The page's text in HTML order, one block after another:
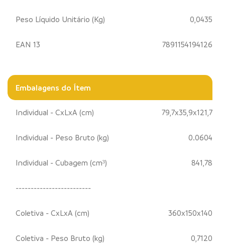
Peso Líquido Unitário (Kg) 0,0435
EAN 13 7891154194126
Embalagens do Ítem
Individual - CxLxA (cm) 79,7x35,9x121,7
Individual - Peso Bruto (kg) 0.0604
Individual - Cubagem (cm³) 841,78
-------------------------
Coletiva - CxLxA (cm) 360x150x140
Coletiva - Peso Bruto (kg) 0,7120